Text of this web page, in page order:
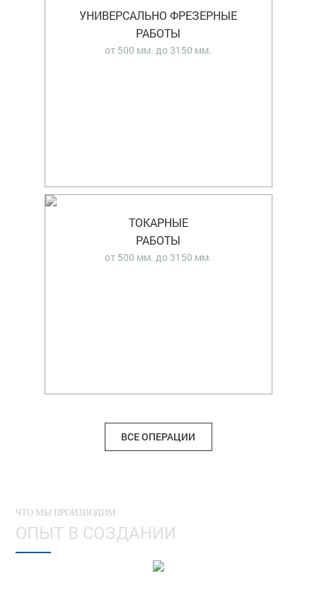
УНИВЕРСАЛЬНО ФРЕЗЕРНЫЕ
РАБОТЫ
от 500 мм. до 3150 мм.
ТОКАРНЫЕ
РАБОТЫ
от 500 мм. до 3150 мм.
ВСЕ ОПЕРАЦИИ
ЧТО МЫ ПРОИЗВОДИМ
ОПЫТ В СОЗДАНИИ